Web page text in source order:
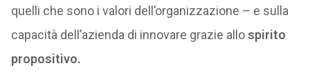
quelli che sono i valori dell’organizzazione – e sulla
capacità dell’azienda di innovare grazie allospirito
propositivo.